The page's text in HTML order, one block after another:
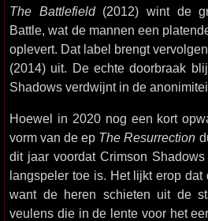
The Battlefield(2012) wint de
Battle, wat de mannen een
oplevert. Dat label brengt
(2014) uit. De echte doorbraak
Shadows verdwijnt in de
Hoewel in 2020 nog een kort
vorm van de ep The Resurrection
dit jaar voordat Crimson
langspeler toe is. Het lijkt erop dat
want de heren schieten uit de
veulens die in de lente voor het